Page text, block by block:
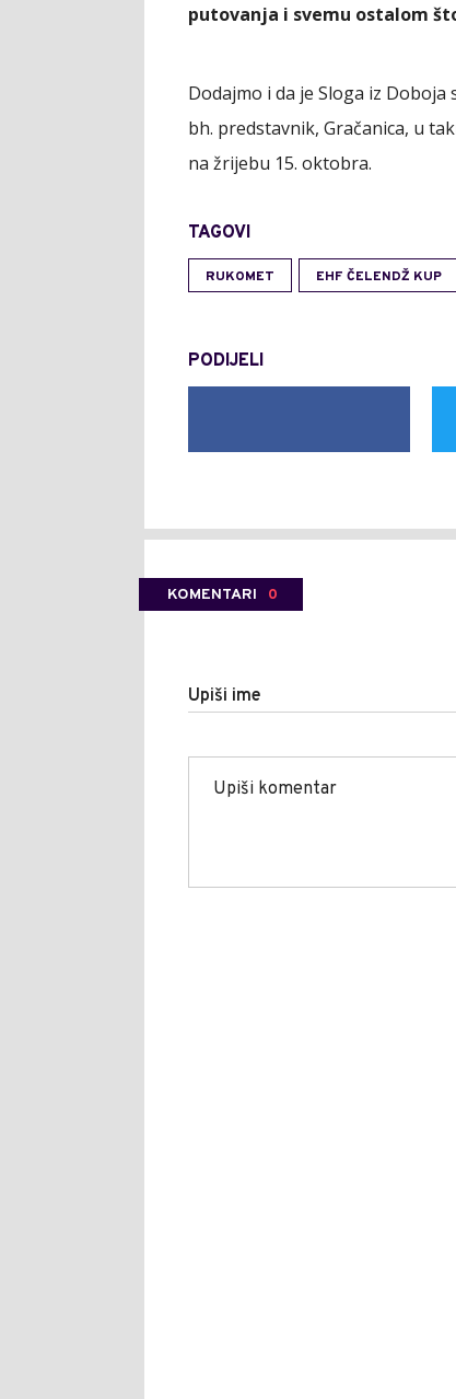
putovanja i svemu ostalom
Dodajmo i da je Sloga iz
bh. predstavnik, Gračanica, u
na žrijebu 15. oktobra.
TAGOVI
RUKOMET EHF ČELENDŽ KUP
PODIJELI
KOMENTARI 0
Upiši ime